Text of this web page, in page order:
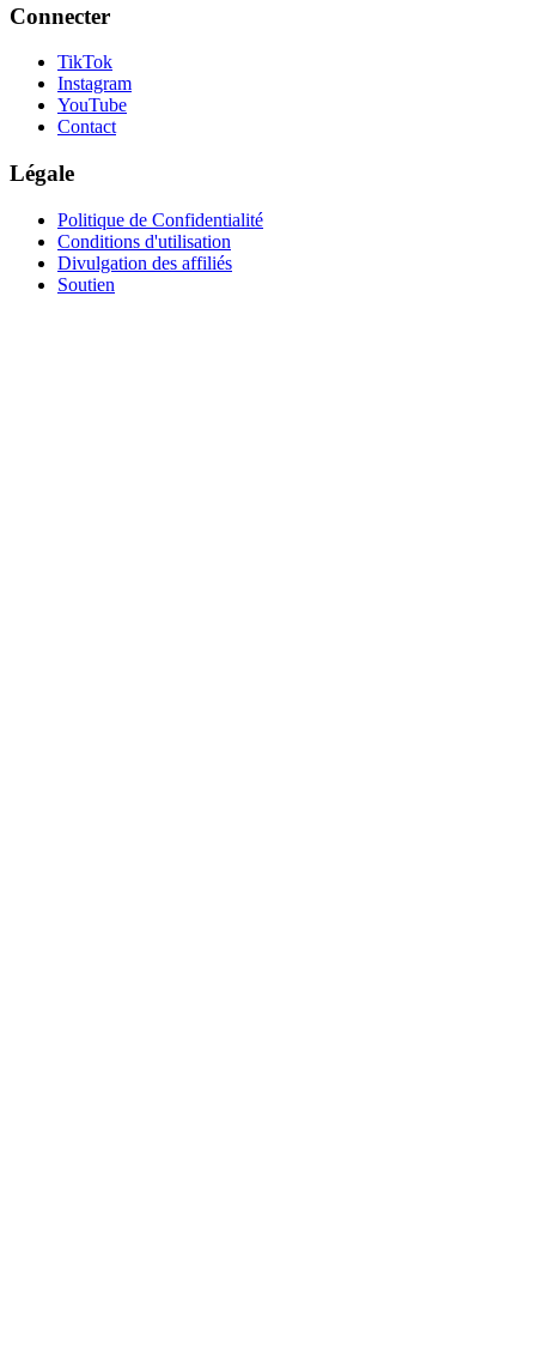
Connecter
TikTok
Instagram
YouTube
Contact
Légale
Politique de Confidentialité
Conditions d'utilisation
Divulgation des affiliés
Soutien